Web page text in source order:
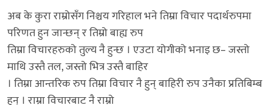
अब के कुरा राम्रोसँग निश्चय गरिहाल भने तिम्रा विचार पदार्थरुपमा
परिणत हुन जान्छन् र तिम्रो बाह्य रुप
तिम्रा विचारहरुको तुल्य नै हुन्छ । एउटा योगीको भनाइ छ– जस्तो
माथि उस्तै तल, जस्तो भित्र उस्तै बाहिर
। तिम्रा आन्तरिक रुप तिम्रा विचार नै हुन् बाहिरी रुप उनैका प्रतिबिम्ब
हुन् । राम्रा विचारबाट नै राम्रो